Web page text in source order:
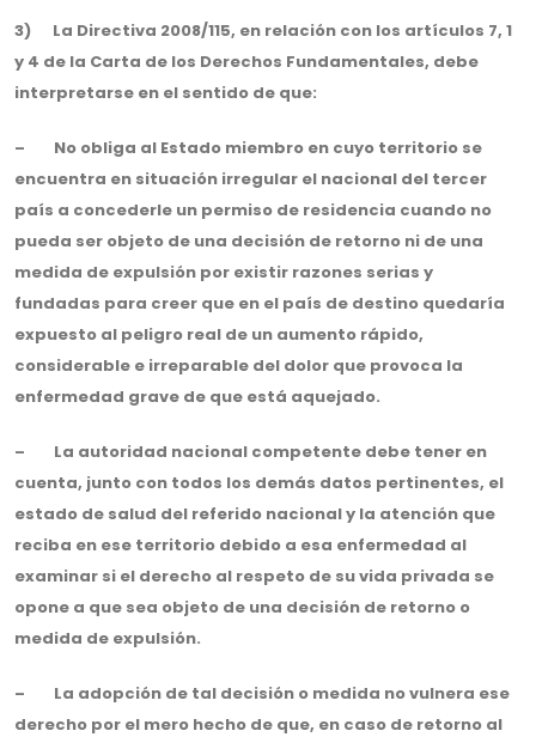
3) La Directiva 2008/115, en relación con los artículos 7, 1
y 4 de la Carta de los Derechos Fundamentales, debe
interpretarse en el sentido de que:
– No obliga al Estado miembro en cuyo territorio se
encuentra en situación irregular el nacional del tercer
país a concederle un permiso de residencia cuando no
pueda ser objeto de una decisión de retorno ni de una
medida de expulsión por existir razones serias y
fundadas para creer que en el país de destino quedaría
expuesto al peligro real de un aumento rápido,
considerable e irreparable del dolor que provoca la
enfermedad grave de que está aquejado.
– La autoridad nacional competente debe tener en
cuenta, junto con todos los demás datos pertinentes, el
estado de salud del referido nacional y la atención que
reciba en ese territorio debido a esa enfermedad al
examinar si el derecho al respeto de su vida privada se
opone a que sea objeto de una decisión de retorno o
medida de expulsión.
– La adopción de tal decisión o medida no vulnera ese
derecho por el mero hecho de que, en caso de retorno al